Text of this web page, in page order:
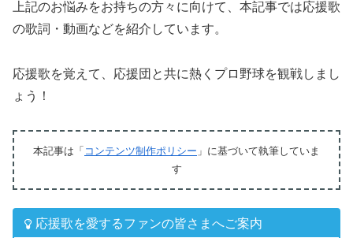
上記のお悩みをお持ちの方々に向けて、本記事では応援歌
の歌詞・動画などを紹介しています。
応援歌を覚えて、応援団と共に熱くプロ野球を観戦しまし
ょう！
本記事は「 コンテンツ制作ポリシー 」に基づいて執筆していま
す
応援歌を愛するファンの皆さまへご案内